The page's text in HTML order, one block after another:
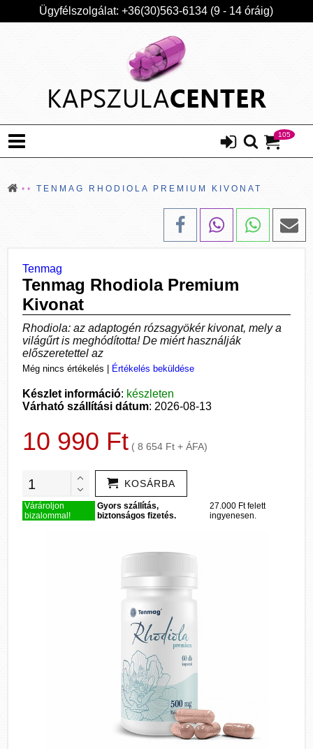
Ügyfélszolgálat: +36(30)563-6134 (9 - 14 óráig)
105
TENMAG RHODIOLA PREMIUM KIVONAT
Tenmag
Tenmag Rhodiola Premium
Kivonat
Rhodiola: az adaptogén rózsagyökér kivonat, mely a
világűrt is meghódította! De miért használják
előszeretettel az
Még nincs értékelés Értékelés beküldése
Készlet információ: készleten
Várható szállítási dátum: 2026-08-13
10 990 Ft ( 8 654 Ft + ÁFA)
KOSÁRBA
Várároljon
bizalommal!
Gyors szállítás,
biztonságos fizetés.
27.000 Ft felett
ingyenesen.